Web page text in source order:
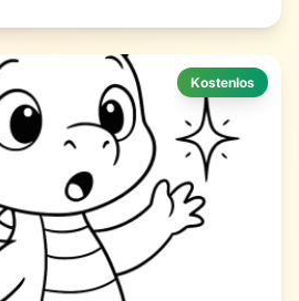
Kostenlos